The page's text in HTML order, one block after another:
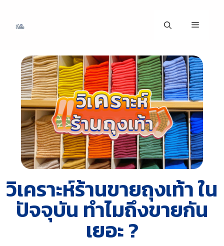
วิเคราะห์ร้านขายถุงเท้า ใน
ปัจจุบัน ทำไมถึงขายกัน
เยอะ ?